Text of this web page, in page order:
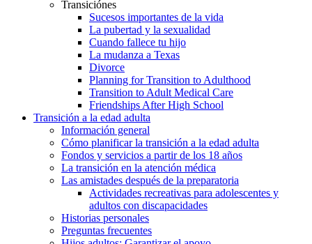
Transiciónes
Sucesos importantes de la vida
La pubertad y la sexualidad
Cuando fallece tu hijo
La mudanza a Texas
Divorce
Planning for Transition to Adulthood
Transition to Adult Medical Care
Friendships After High School
Transición a la edad adulta
Información general
Cómo planificar la transición a la edad adulta
Fondos y servicios a partir de los 18 años
La transición en la atención médica
Las amistades después de la preparatoria
Actividades recreativas para adolescentes y
adultos con discapacidades
Historias personales
Preguntas frecuentes